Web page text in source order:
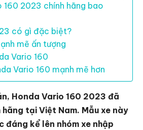
160 2023 chính hãng bao
có gì đặc biệt?
mẽ ấn tượng
Vario 160
Vario 160 mạnh mẽ hơn
Honda Vario 160 2023 đã
tại Việt Nam. Mẫu xe này
đáng kể lên nhóm xe nhập